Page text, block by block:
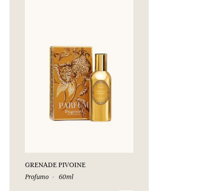
GRENADE PIVOINE
Profumo
60ml